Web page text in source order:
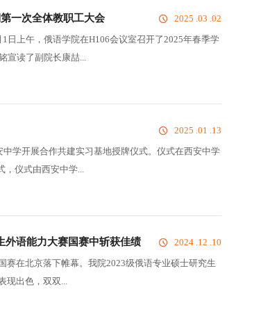
2025 .03 .02
一次全体教职工大会
日上午，俄语学院在H106会议室召开了2025年春季学
宣读了副院长康喆...
2025 .01 .13
学开展合作共建实习基地授牌仪式。仪式在西安中学
，仪式由西安中学...
2024 .12 .10
外语能力大赛国赛中斩获佳绩
赛在北京落下帷幕。我院2023级俄语专业硕士研究生
现出色，双双...